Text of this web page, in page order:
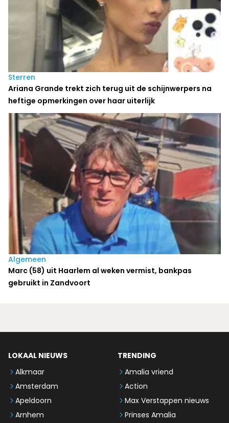
Sterren
Ariana Grande trekt zich terug uit de schijnwerpers na
heftige opmerkingen over haar uiterlijk
Algemeen
Marc (58) uit Haarlem al weken vermist, bankpas
gebruikt in Zandvoort
LOKAAL NIEUWS
Alkmaar
Amsterdam
Apeldoorn
Arnhem
TRENDING
Amalia vriend
Action
Max Verstappen nieuws
Prinses Amalia